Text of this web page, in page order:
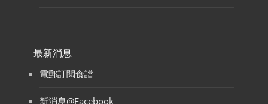
最新消息
電郵訂閱食譜
新消息@Facebook